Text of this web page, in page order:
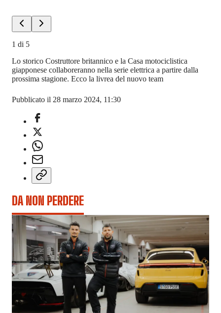
1 di 5
Lo storico Costruttore britannico e la Casa motociclistica
giapponese collaboreranno nella serie elettrica a partire dalla
prossima stagione. Ecco la livrea del nuovo team
Pubblicato il 28 marzo 2024, 11:30
DA NON PERDERE